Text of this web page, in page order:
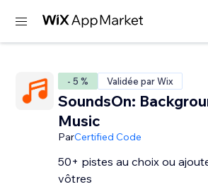
- 5 % Validée par Wix
SoundsOn:
Music
ParCertified Code
50+ pistes au choix ou
vôtres